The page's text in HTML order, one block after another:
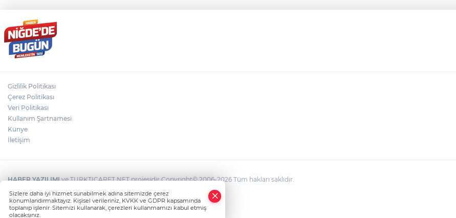
Gizlilik Politikası
Çerez Politikası
Veri Politikası
Kullanım Şartnamesi
Künye
İletişim
HABER YAZILIMIve TURKTICARET.NET projesidir Copyright© 2006-2026 Tüm hakları saklıdır.
Sizlere daha iyi hizmet sunabilmek adına sitemizde çerez
konumlandırmaktayız. Kişisel verileriniz, KVKK ve GDPR kapsamında
toplanıp işlenir. Sitemizi kullanarak, çerezleri kullanmamızı kabul etmiş
olacaksınız.
Whatsapp